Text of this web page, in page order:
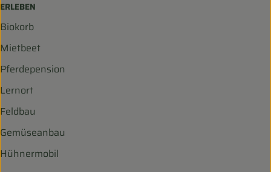
ERLEBEN
Biokorb
Mietbeet
Pferdepension
Lernort
Feldbau
Gemüseanbau
Hühnermobil